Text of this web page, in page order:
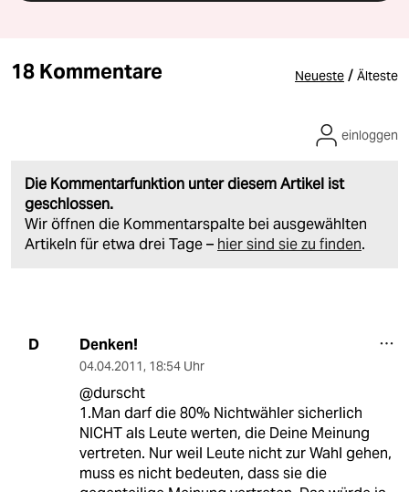
18 Kommentare Neueste / Älteste
Die Kommentarfunktion unter diesem Artikel ist
geschlossen.
Wir öffnen die Kommentarspalte bei ausgewählten
Artikeln für etwa drei Tage – hier sind sie zu finden.
einloggen
D Denken!
04.04.2011, 18:54 Uhr
@durscht
1.Man darf die 80% Nichtwähler sicherlich
NICHT als Leute werten, die Deine Meinung
vertreten. Nur weil Leute nicht zur Wahl gehen,
muss es nicht bedeuten, dass sie die